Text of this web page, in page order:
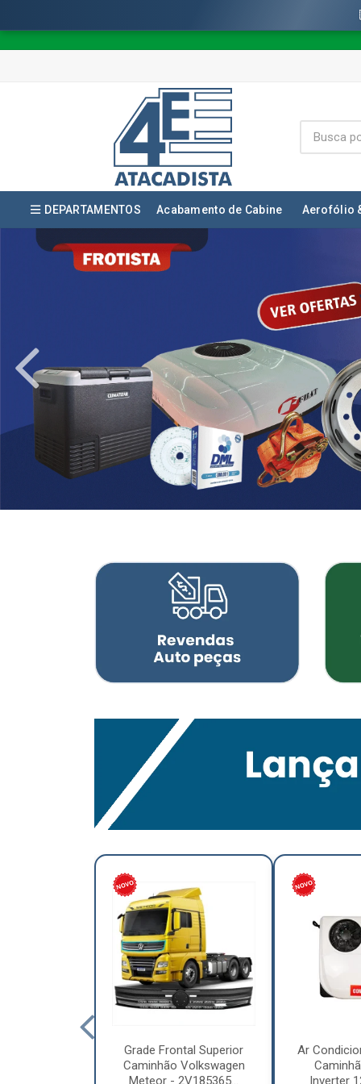
DEPARTAMENTOS Acabamento de Cabine Aerofólio
Grade Frontal Superior
Caminhão Volkswagen
Meteor - 2V185365...
Ar
Inverter